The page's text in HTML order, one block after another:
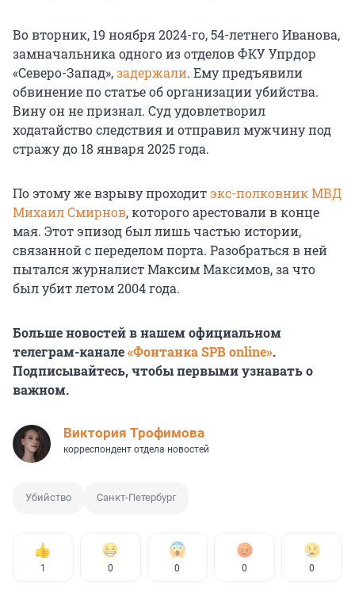
Во вторник, 19 ноября 2024-го, 54-летнего Иванова,
замначальника одного из отделов ФКУ Упрдор
«Северо-Запад»,задержали. Ему предъявили
обвинение по статье об организации убийства.
Вину он не признал. Суд удовлетворил
ходатайство следствия и отправил мужчину под
стражу до 18 января 2025 года.
По этому же взрыву проходитэкс-полковник МВД
Михаил Смирнов, которого арестовали в конце
мая. Этот эпизод был лишь частью истории,
связанной с переделом порта. Разобраться в ней
пытался журналист Максим Максимов, за что
был убит летом 2004 года.
Больше новостей в нашем официальном
телеграм-канале«Фонтанка SPB online».
Подписывайтесь, чтобы первыми узнавать о
важном.
Виктория Трофимова
корреспондент отдела новостей
Убийство Санкт-Петербург
1 0 0 0 0